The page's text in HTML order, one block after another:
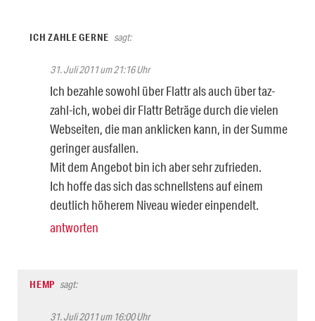
ICH ZAHLE GERNE sagt:
31. Juli 2011 um 21:16 Uhr
Ich bezahle sowohl über Flattr als auch über taz-
zahl-ich, wobei dir Flattr Beträge durch die vielen
Webseiten, die man anklicken kann, in der Summe
geringer ausfallen.
Mit dem Angebot bin ich aber sehr zufrieden.
Ich hoffe das sich das schnellstens auf einem
deutlich höherem Niveau wieder einpendelt.
antworten
HEMP sagt:
31. Juli 2011 um 16:00 Uhr